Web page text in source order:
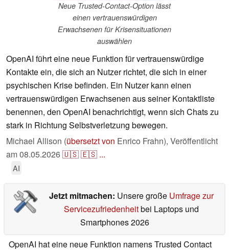
Neue Trusted-Contact-Option lässt
einen vertrauenswürdigen
Erwachsenen für Krisensituationen
auswählen
OpenAI führt eine neue Funktion für vertrauenswürdige
Kontakte ein, die sich an Nutzer richtet, die sich in einer
psychischen Krise befinden. Ein Nutzer kann einen
vertrauenswürdigen Erwachsenen aus seiner Kontaktliste
benennen, den OpenAI benachrichtigt, wenn sich Chats zu
stark in Richtung Selbstverletzung bewegen.
Michael Allison (übersetzt von Enrico Frahn), Veröffentlicht
am08.05.2026🇺🇸🇪🇸 ...
AI
Jetzt mitmachen: Unsere große Umfrage zur
Servicezufriedenheitbei Laptops und
Smartphones 2026
OpenAI hat eine neue Funktion namens Trusted Contact